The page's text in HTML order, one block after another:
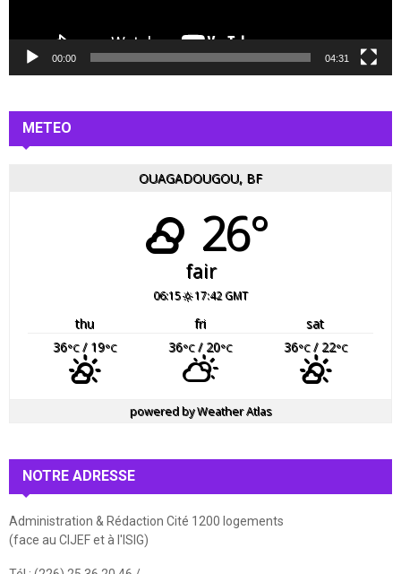
d
o
00:00 04:31
METEO
OUAGADOUGOU, BF
26°
fair
06:15 17:42 GMT
thu fri
sat
36°C/ 19°C 36°C/ 20°C 36°C/ 22°C
powered byWeather Atlas
NOTRE ADRESSE
Administration & Rédaction Cité 1200 logements
(face au CIJEF et à l'ISIG)